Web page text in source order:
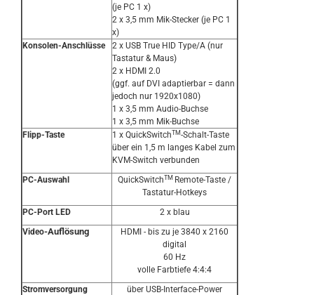
(je PC 1 x)
2 x 3,5 mm Mik-Stecker (je PC 1
x)
Konsolen-Anschlüsse
2 x USB True HID Type/A (nur
Tastatur & Maus)
2 x HDMI 2.0
(ggf. auf DVI adaptierbar = dann
jedoch nur 1920x1080)
1 x 3,5 mm Audio-Buchse
1 x 3,5 mm Mik-Buchse
Flipp-Taste
1 x QuickSwitchTM-Schalt-Taste
über ein 1,5 m langes Kabel zum
KVM-Switch verbunden
PC-Auswahl
QuickSwitchTM Remote-Taste /
Tastatur-Hotkeys
PC-Port LED
2 x blau
Video-Auflösung HDMI - bis zu je 3840 x 2160
digital
60 Hz
volle Farbtiefe 4:4:4
Stromversorgung
über USB-Interface-Power